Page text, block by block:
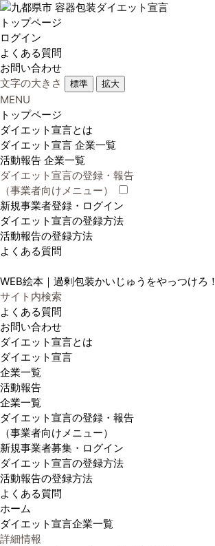
トップページ
ログイン
よくある質問
お問い合わせ
文字の大きさ
標準 拡大
MENU
トップページ
ダイエット宣言とは
ダイエット宣言 企業一覧
活動報告 企業一覧
ダイエット宣言の登録・報告
（事業者向けメニュー）
新規事業者登録・ログイン
ダイエット宣言の登録方法
活動報告の登録方法
よくある質問
WEB絵本｜過剰包装かいじゅうをやっつけろ！
サイト内検索
よくある質問
お問い合わせ
ダイエット宣言とは
ダイエット宣言
企業一覧
活動報告
企業一覧
ダイエット宣言の登録・報告
（事業者向けメニュー）
新規事業者募集・ログイン
ダイエット宣言の登録方法
活動報告の登録方法
よくある質問
ホーム
ダイエット宣言企業一覧
詳細情報